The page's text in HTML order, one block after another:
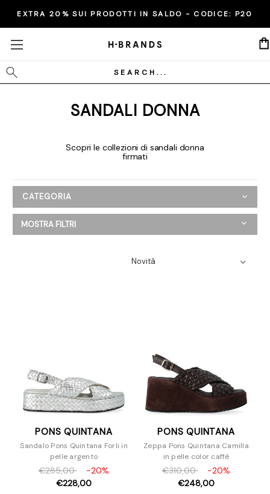
EXTRA 20% SUI PRODOTTI IN SALDO - CODICE: P20
Cerca
SANDALI DONNA
Scopri le collezioni di sandali donna
firmati
CATEGORIA
Donna
Stivaletti
Stivali
Stringate
Borse
Accessori
MOSTRA FILTRI
PONS QUINTANA
Sandalo Pons Quintana Forli in
pelle argento
€285,00
-20%
€228,00
PONS QUINTANA
Zeppa Pons Quintana Camilla
in pelle color caffè
€310,00
-20%
€248,00